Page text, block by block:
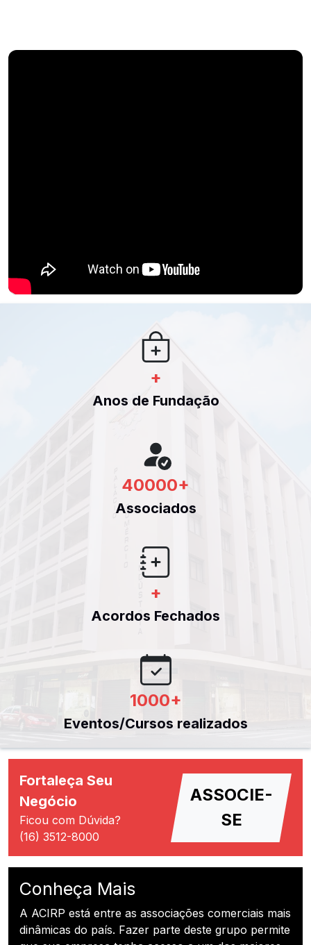
+
Anos de Fundação
40000+
Associados
+
Acordos Fechados
1000+
Eventos/Cursos realizados
Fortaleça Seu
Negócio
Ficou com Dúvida?
(16) 3512-8000
ASSOCIE-
SE
Conheça Mais
A ACIRP está entre as associações comerciais mais
dinâmicas do país. Fazer parte deste grupo permite